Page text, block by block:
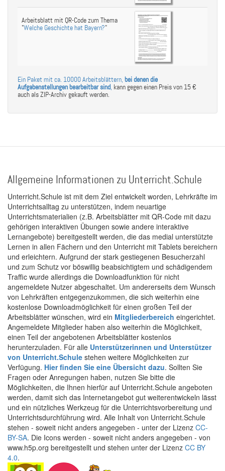
Arbeitsblatt mit QR-Code zum Thema
"Welche Geschichte hat Bayern?"
Ein Paket mit ca. 10000 Arbeitsblättern, bei denen die
Aufgabenstellungen bearbeitbar sind, kann gegen einen Preis von 15 €
auch als ZIP-Archiv gekauft werden.
Allgemeine Informationen zu Unterricht.Schule
Unterricht.Schule ist mit dem Ziel entwickelt worden, Lehrkräfte im
Unterrichtsalltag zu unterstützen, indem neuartige
Unterrichtsmaterialien (z.B. Arbeitsblätter mit QR-Code mit dazu
gehörigen interaktiven Übungen sowie andere interaktive
Lernangebote) bereitgestellt werden, die das medial unterstützte
Lernen in allen Fächern und den Unterricht mit Tablets bereichern
und erleichtern. Aufgrund der stark gestiegenen Besucherzahl
und zum Schutz vor böswillig beabsichtigtem und schädigendem
Traffic wurde allerdings die Downloadfunktion für nicht
angemeldete Nutzer abgeschaltet. Um andererseits dem Wunsch
von Lehrkräften entgegenzukommen, die sich weiterhin eine
kostenlose Downloadmöglichkeit für einen großen Teil der
Arbeitsblätter wünschen, wird ein Mitgliederbereich eingerichtet.
Angemeldete Mitglieder haben also weiterhin die Möglichkeit,
einen Teil der angebotenen Arbeitsblätter kostenlos
herunterzuladen. Für alle Unterstützerinnen und Unterstützer
von Unterricht.Schule stehen weitere Möglichkeiten zur
Verfügung. Hier finden Sie eine Übersicht dazu. Sollten Sie
Fragen oder Anregungen haben, nutzen Sie bitte die
Möglichkeiten, die Ihnen hierfür auf Unterricht.Schule angeboten
werden, damit sich das Internetangebot gut weiterentwickeln lässt
und ein nützliches Werkzeug für die Unterrichtsvorbereitung und
Unterrichtsdurchführung wird. Alle Inhalt von Unterricht.Schule
stehen - soweit nicht anders angegeben - unter der Lizenz CC-
BY-SA. Die Icons werden - soweit nicht anders angegeben - von
www.h5p.org bereitgestellt und stehen unter der Lizenz CC BY
4.0.